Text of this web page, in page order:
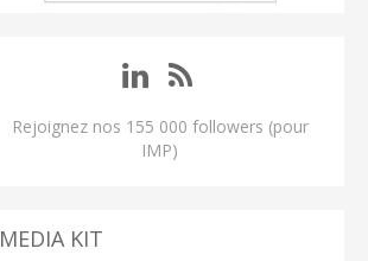
Rejoignez nos 155 000 followers (pour
IMP)
MEDIA KIT